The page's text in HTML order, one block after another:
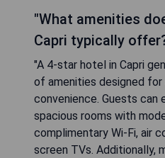
"What amenities
Capri typically
"A 4-star hotel in Capri
of amenities designed
convenience. Guests
spacious rooms with
complimentary Wi-Fi, air
screen TVs. Additionally,